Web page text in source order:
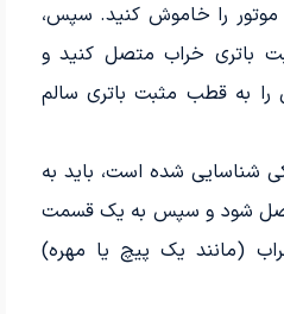
موتور را خاموش کنید. سپس،
باتری خراب متصل کنید و
به قطب مثبت باتری سالم
شناسایی شده است، باید به
شود و سپس به یک قسمت
(مانند یک پیچ یا مهره)